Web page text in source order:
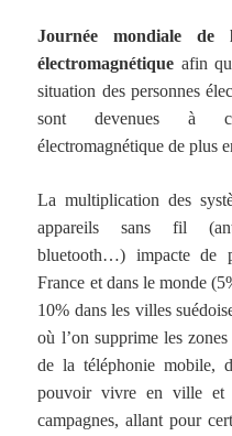
Journée mondiale de
électromagnétique afin
situation des personnes
sont devenues à
électromagnétique de plus
La multiplication des
appareils sans fil
bluetooth…) impacte de
France et dans le monde
10% dans les villes
où l’on supprime les
de la téléphonie mobile,
pouvoir vivre en ville et
campagnes, allant pour